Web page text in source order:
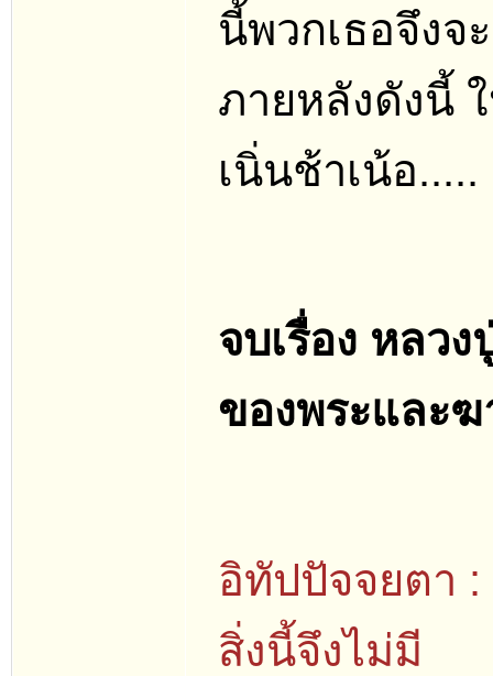
นี้พวกเธอจึงจ
ภายหลังดังนี้
เนิ่นช้าเน้อ.....
จบเรื่อง หลว
ของพระและฆ
อิทัปปัจจยตา :
สิ่งนี้จึงไม่มี